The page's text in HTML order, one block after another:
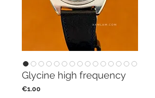
Glycine high frequency
€1.00